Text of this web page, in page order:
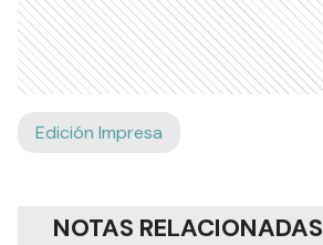
Edición Impresa
NOTAS RELACIONADAS